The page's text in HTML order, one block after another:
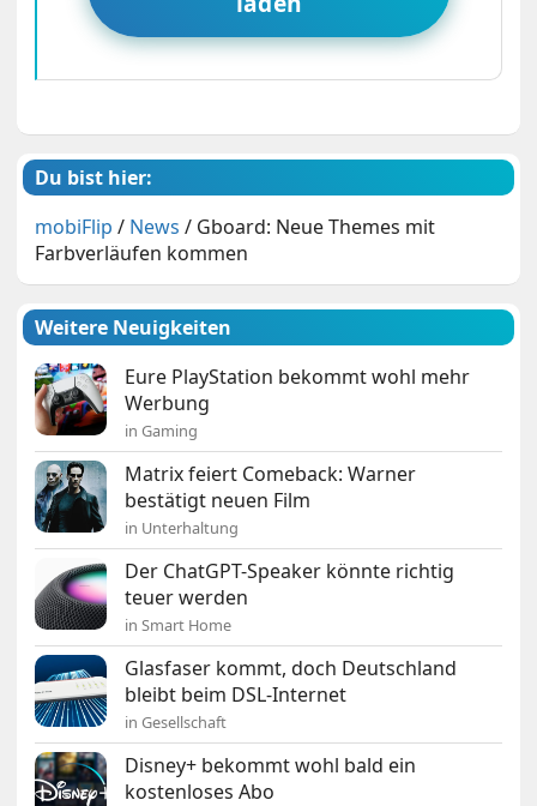
Du bist hier:
mobiFlip / News / Gboard: Neue Themes mit
Farbverläufen kommen
Weitere Neuigkeiten
Eure PlayStation bekommt wohl mehr
Werbung
in Gaming
Matrix feiert Comeback: Warner
bestätigt neuen Film
in Unterhaltung
Der ChatGPT-Speaker könnte richtig
teuer werden
in Smart Home
Glasfaser kommt, doch Deutschland
bleibt beim DSL-Internet
in Gesellschaft
Disney+ bekommt wohl bald ein
kostenloses Abo